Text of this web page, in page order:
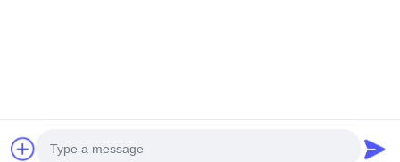
Import and Export Trading Co., Ltd. すべて 権利は保護されてい